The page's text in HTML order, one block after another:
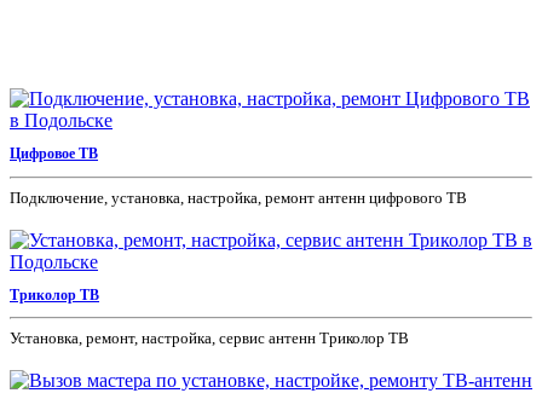
Цифровое ТВ
Подключение, установка, настройка, ремонт антенн цифрового ТВ
Триколор ТВ
Установка, ремонт, настройка, сервис антенн Триколор ТВ